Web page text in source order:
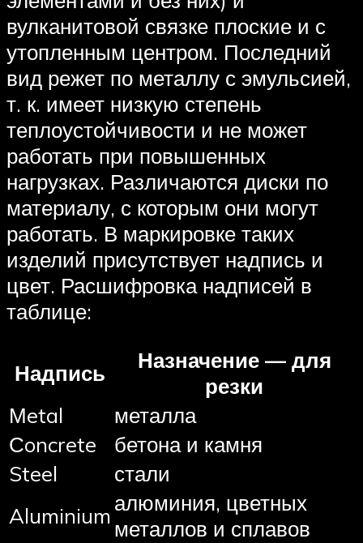
вулканитовой связке плоские и с
утопленным центром. Последний
вид режет по металлу с эмульсией,
т. к. имеет низкую степень
теплоустойчивости и не может
работать при повышенных
нагрузках. Различаются диски по
материалу, с которым они могут
работать. В маркировке таких
изделий присутствует надпись и
цвет. Расшифровка надписей в
таблице:
Надпись
Назначение — для
резки
Мetal
металла
Сoncrete
бетона и камня
Steel
стали
Aluminiumалюминия, цветных
металлов и сплавов